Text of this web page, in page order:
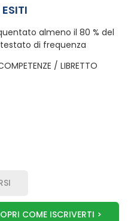
almeno il 80 % del
di frequenza
/ LIBRETTO
COME ISCRIVERTI >